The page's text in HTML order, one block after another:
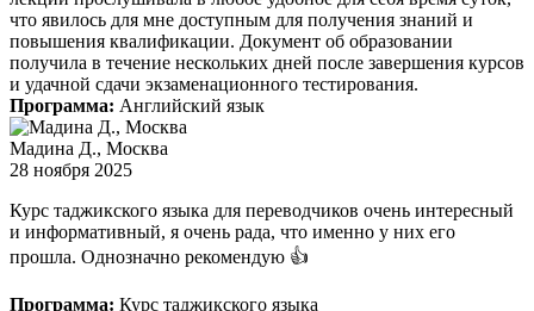
что явилось для мне доступным для получения знаний и
повышения квалификации. Документ об образовании
получила в течение нескольких дней после завершения курсов
и удачной сдачи экзаменационного тестирования.
Программа: Английский язык
Мадина Д., Москва
28 ноября 2025
Курс таджикского языка для переводчиков очень интересный
и информативный, я очень рада, что именно у них его
прошла. Однозначно рекомендую 👍
Программа: Курс таджикского языка